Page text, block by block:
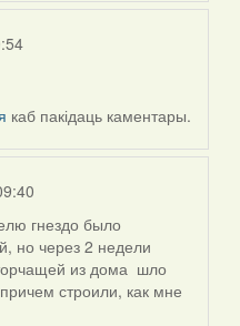
каб пакідаць каментары.
гнездо было
но через 2 недели
из дома шло
строили, как мне